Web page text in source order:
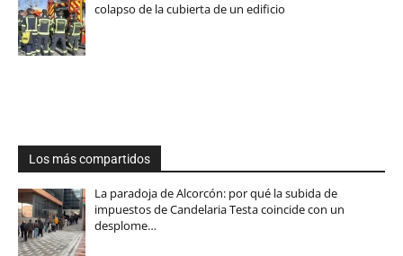
colapso de la cubierta de un edificio
Los más compartidos
La paradoja de Alcorcón: por qué la subida de
impuestos de Candelaria Testa coincide con un
desplome…